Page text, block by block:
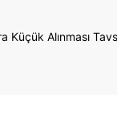
Küçük Alınması